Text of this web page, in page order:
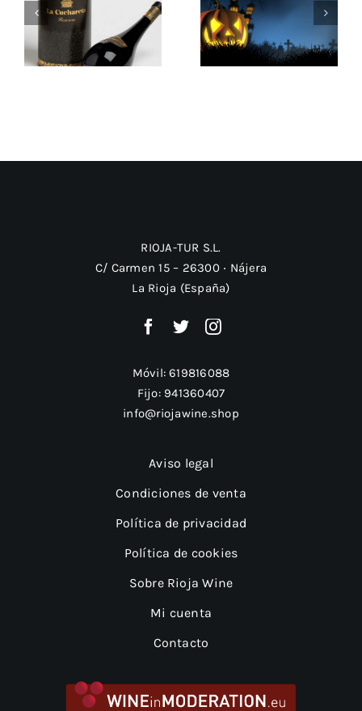
Estuche de vino:
el regalo perfecto
La Cuchareta
Halloween por el
mundo: 4
maneras de
celebrarlo
RIOJA-TUR S.L.
C/ Carmen 15 – 26300 ‧ Nájera
La Rioja (España)
Móvil:619816088
Fijo: 941360407
info@riojawine.shop
Aviso legal
Condiciones de venta
Política de privacidad
Política de cookies
Sobre Rioja Wine
Mi cuenta
Contacto